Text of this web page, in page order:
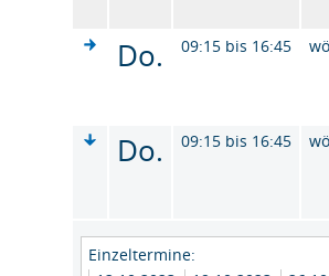
Do. 09:15 bis 16:45
Do. 09:15 bis 16:45
Einzeltermine: